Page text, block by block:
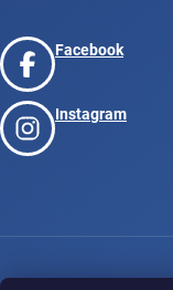
Facebook
Instagram